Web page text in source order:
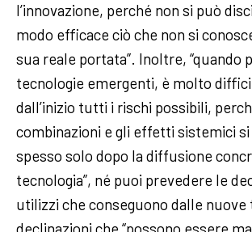
l’innovazione, perché non si può
modo efficace ciò che non si
sua reale portata”. Inoltre, “quando
tecnologie emergenti, è molto
dall’inizio tutti i rischi possibili,
combinazioni e gli effetti sistemici
spesso solo dopo la diffusione
tecnologia”, né puoi prevedere le
utilizzi che conseguono dalle nuove